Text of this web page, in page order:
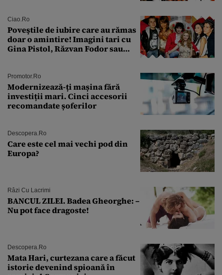
Ciao.ro
Poveştile de iubire care au rămas
doar o amintire! Imagini tari cu
Gina Pistol, Răzvan Fodor sau
Promotor.ro
Modernizează-ți mașina fără
investiții mari. Cinci accesorii
recomandate șoferilor
Descopera.ro
Care este cel mai vechi pod din
Europa?
Râzi Cu Lacrimi
BANCUL ZILEI. Badea Gheorghe: –
Nu pot face dragoste!
Descopera.ro
Mata Hari, curtezana care a făcut
istorie devenind spioană în